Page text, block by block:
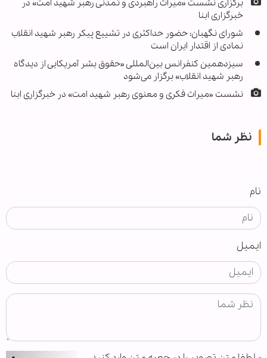
برگزاری نشست «میراث راهبردی و تمدنی رهبر شهید امت» در
خبرگزاری ابنا
شورای نگهبان: حضور حداکثری در تشییع پیکر رهبر شهید انقلاب
نمادی از اقتدار ایران است
سیزدهمین کنفرانس بین‌المللی «حقوق بشر آمریکایی از دیدگاه
رهبر شهید انقلاب» برگزار می‌شود
نشست «میراث فکری و معنوی رهبر شهید امت» در خبرگزاری ابنا
نظر شما
نام
ایمیل